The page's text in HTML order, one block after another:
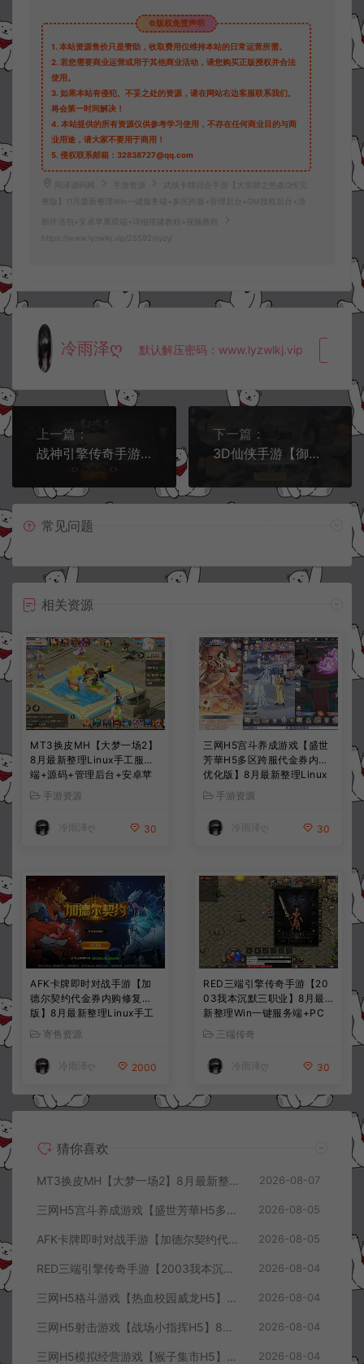
©版权免责声明
1. 本站资源售价只是赞助，收取费用仅维持本站的日常运营所需。
2. 若您需要商业运营或用于其他商业活动，请您购买正版授权并合法
使用。
3. 如果本站有侵犯、不妥之处的资源，请在网站右边客服联系我们。
将会第一时间解决！
4. 本站提供的所有资源仅供参考学习使用，不存在任何商业目的与商
业用途，请大家不要用于商用！
5. 侵权联系邮箱：32838727@qq.com
阿泽源码网 手游资源
武侠卡牌回合手游【大宗师之热血Q传完
整版】11月最新整理Win一键服务端+多区跨服+管理后台+GM授权后台+清
邮件清包+安卓苹果双端+详细搭建教程+视频教程
https://www.lyzwlkj.vip/25592/syzy/
冷雨泽ღ 默认解压密码：www.lyzwlkj.vip
上一篇：
战神引擎传奇手游【通天传奇月卡版三职业】1月最新整理Win一键服务端+GM授权后台+安卓苹果双端+详细搭建教程+视频教程
下一篇：
3D仙侠手游【御天降魔传】1月最新整理Linux手工服务端+多区+本地注册验证+GM授权后台+安卓苹果双端+详细搭建教程+视频教程
常见问题
相关资源
MT3换皮MH【大梦一场2】
8月最新整理Linux手工服务
端+源码+管理后台+安卓苹
果双端+详细搭建教程+视频
教程
手游资源
冷雨泽ღ 30
三网H5宫斗养成游戏【盛世
芳華H5多区跨服代金券内购
优化版】8月最新整理Linux
手工服务端+CDK授权后台
+全资源安卓+详细搭建教程
+视频教程
手游资源
冷雨泽ღ 30
AFK卡牌即时对战手游【加
德尔契约代金券内购修复
版】8月最新整理Linux手工
服务端+前后端全套源码+CD
K授权后台+安卓苹果双端
+详细搭建教程+视频教程
寄售资源
冷雨泽ღ 2000
RED三端引擎传奇手游【20
03我本沉默三职业】8月最
新整理Win一键服务端+PC
安卓+详细搭建教程
三端传奇
冷雨泽ღ 30
猜你喜欢
MT3换皮MH【大梦一场2】8月最新整理Linux手工服务端+源码+管理后台+安卓苹果双端+详细搭建教程+视频教程 2026-08-07
三网H5宫斗养成游戏【盛世芳華H5多区跨服代金券内购优化版】8月最新整理Linux手工服务端+CDK授权后台+全资源安卓+详细搭建教程+视频教程 2026-08-05
AFK卡牌即时对战手游【加德尔契约代金券内购修复版】8月最新整理Linux手工服务端+前后端全套源码+CDK授权后台+安卓苹果双端+详细搭建教程+视频教程 2026-08-05
RED三端引擎传奇手游【2003我本沉默三职业】8月最新整理Win一键服务端+PC安卓+详细搭建教程 2026-08-04
三网H5格斗游戏【热血校园威龙H5】8月最新整理Linux手工服务端+Win一键服务端+解压即玩+简易安卓客户端+详细搭建教程 2026-08-04
三网H5射击游戏【战场小指挥H5】8月最新整理Linux手工服务端+Win一键服务端+解压即玩+简易安卓客户端+详细搭建教程 2026-08-04
三网H5模拟经营游戏【猴子集市H5】8月最新整理Linux手工服务端+Win一键服务端+解压即玩+简易安卓客户端+详细搭建教程 2026-08-04